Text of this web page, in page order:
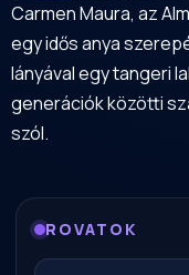
Carmen Maura, az
egy idős anya
lányával egy tangeri
generációk közötti
szól.
ROVATOK